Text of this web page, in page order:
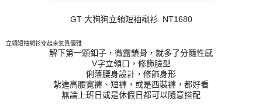
GT 大狗狗立領短袖襯衫 NT1680
立領短袖襯衫穿起來氣質優雅
解下第一顆釦子，微露鎖骨，就多了分隨性感
V字立領口，修飾臉型
俐落腰身設計，修飾身形
紮進高腰寬褲、短褲，或是西裝褲，都好看
無論上班日或是休假日都可以隨意搭配